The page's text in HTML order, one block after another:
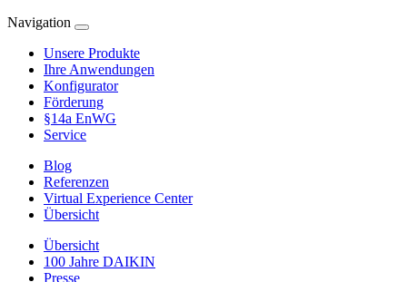
Navigation
Unsere Produkte
Ihre Anwendungen
Konfigurator
Förderung
§14a EnWG
Service
Blog
Referenzen
Virtual Experience Center
Übersicht
Übersicht
100 Jahre DAIKIN
Presse